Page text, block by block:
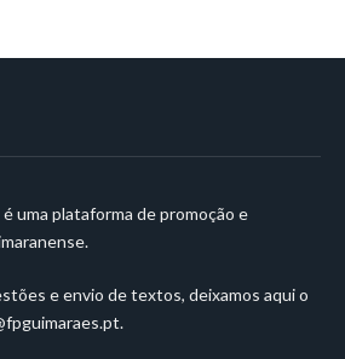
uma plataforma de promoção e
e envio de textos, deixamos aqui o
.